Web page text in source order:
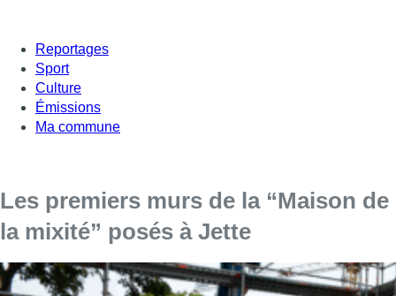
Reportages
Sport
Culture
Émissions
Ma commune
Les premiers murs de la “Maison de
la mixité” posés à Jette